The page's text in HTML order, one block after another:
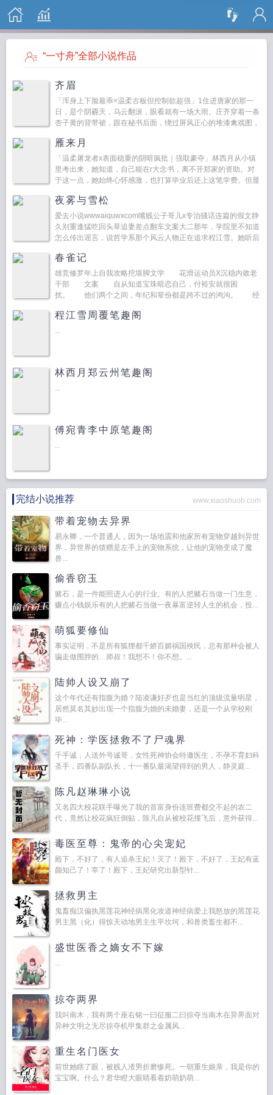
搜 索
“一寸舟”全部小说作品
齐眉
「浑身上下脸最乖×温柔古板但控制欲超强」1住进唐家的那一
日，是个阴霾天，乌云翻滚，眼看就有一场大雨。庄齐穿着一条
杏子黄的背带裙，跟在秘书后面，绕过屏风正心的堆漆禽戏图，
雁来月
「温柔屠龙者x表面稳重的阴暗疯批｜强取豪夺」林西月从小镇
里考出来，她知道，自己能在r大念书，离不开郑家的资助。对
于这一点，她始终心怀感激，也打算毕业后还上这笔学费。但显
郊一处园...
夜雾与雪松
爱去小说wwwaiquwxcom嘴贱公子哥儿x专治骚话连篇的假文静
久别重逢猛吃回头草追妻差点翻车文案大二那年，学院里不知道
怎么传出谣言，说哲学系那个风云人物正在追求程江雪。她听后
春雀记
雄竞修罗年上自我攻略挖墙脚文学 花滑运动员X沉稳内敛老
干部 文案 自从知道宝珠暗恋自己，付裕安就很困
扰。 他们两个之间，年纪和辈份都是跨不过的鸿沟。 经
程江雪周覆笔趣阁
...
林西月郑云州笔趣阁
...
傅宛青李中原笔趣阁
...
完结小说推荐 www.xiaoshuob.com
带着宠物去异界
易永卿，一个普通人，因为一场地震和他家所有宠物穿越到异世
界，异世界的馈赠是左手上的宠物系统，让他的宠物变成了魔
兽...
偷香窃玉
赌石，是一件能照进人心的行业。有的人把赌石当做一门生意，
赚点小钱娱乐有的人把赌石当做一夜暴富逆转人生的机会，投...
萌狐要修仙
事实证明，不是所有狐狸都千娇百媚祸国殃民，总有那种会被人
骗走做围脖的…师叔！我想不！你不想。...
陆帅人设又崩了
这个年代还有指腹为婚？陆凌谦好歹也是当红的顶级流量明星，
居然莫名其妙出现一个指腹为婚的未婚妻，还是一个从学校刚
毕...
死神：学医拯救不了尸魂界
千手诚，人送外号诚哥，女性死神协会特邀医生，不孕不育妇科
圣手，四番队副队长，十一番队最渴望得到的男人，静灵庭...
陈凡赵琳琳小说
又名四大校花联手曝光了我的首富身份连班费都交不起的农二
代，竟然让校花疯狂倒贴，陈凡自从被校花撞飞后，意外获得...
毒医至尊：鬼帝的心尖宠妃
殿下，不好了，有人追杀王妃！灭了！殿下，不好了，王妃有蓝
颜知己了！宰了！殿下，王妃研究出新型针...
拯救男主
鬼畜痴汉偏执黑莲花神经病黑化攻道神经病爱上我怒放的黑莲花
男主黑（化）得惊天动地男主生平坎坷，和兽类畜生都不...
盛世医香之嫡女不下嫁
...
掠夺两界
我叫南木，我有两个座右铭一曰征服二曰掠夺当南木在异界面对
异种文明之无尽掠夺机甲集群之金属风...
重生名门医女
前世她瞎了眼，被贱人渣男折磨惨死。一朝重生娘亲，我是你的
宝宝啊。什么？君华瞪大眼睛看着奶萌奶萌...